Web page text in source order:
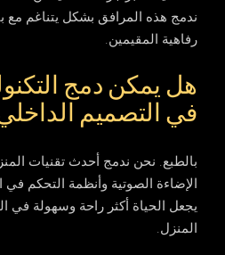
ندمج هذه المرافق بشكل يتناغم
رفاهية المقيمين.
هل يمكن دمج
في التصميم
بالطبع. نحن ندمج أحدث تقنيات
الإضاءة الصوتية وأنظمة التحكم
يجعل الحياة أكثر راحة وسهولة في
المنزل.